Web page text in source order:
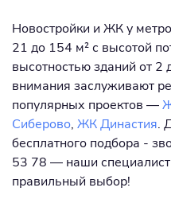
Новостройки и ЖК у
21 до 154 м² с высотой
высотностью зданий от
внимания заслуживают
популярных проектов —
Сиберово, ЖК Династия.
бесплатного подбора -
53 78 — наши
правильный выбор!